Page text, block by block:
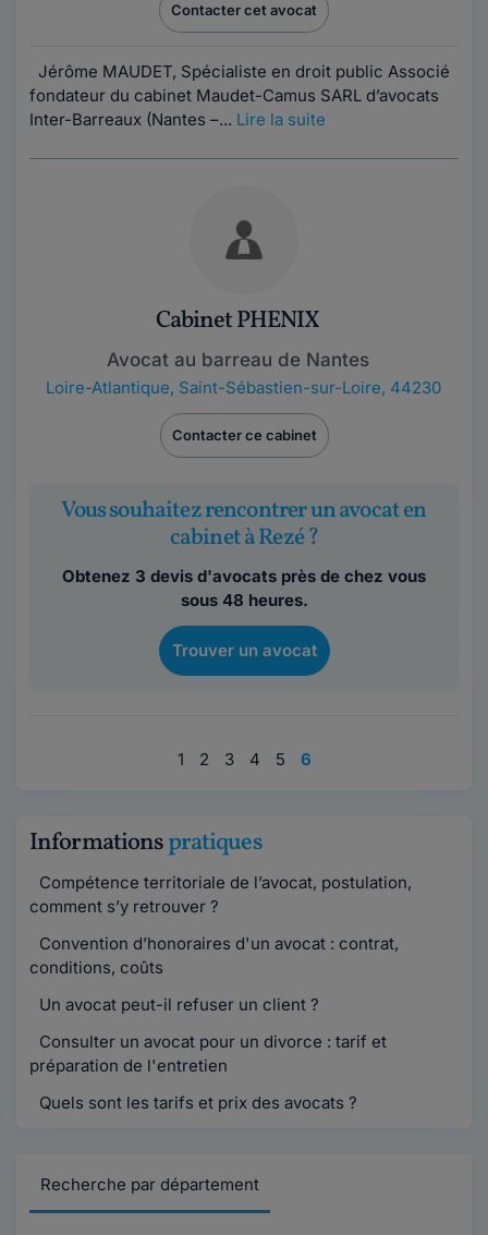
Contacter cet avocat
Jérôme MAUDET, Spécialiste en droit public Associé
fondateur du cabinet Maudet-Camus SARL d’avocats
Inter-Barreaux (Nantes –... Lire la suite
Cabinet PHENIX
Avocat au barreau de Nantes
Loire-Atlantique, Saint-Sébastien-sur-Loire, 44230
Contacter ce cabinet
Vous souhaitez rencontrer un avocat en
cabinet à Rezé ?
Obtenez 3 devis d'avocats près de chez vous
sous 48 heures.
Trouver un avocat
1 2 3 4 5 6
Informationspratiques
Compétence territoriale de l’avocat, postulation,
comment s’y retrouver ?
Convention d’honoraires d'un avocat : contrat,
conditions, coûts
Un avocat peut-il refuser un client ?
Consulter un avocat pour un divorce : tarif et
préparation de l'entretien
Quels sont les tarifs et prix des avocats ?
Recherche par département